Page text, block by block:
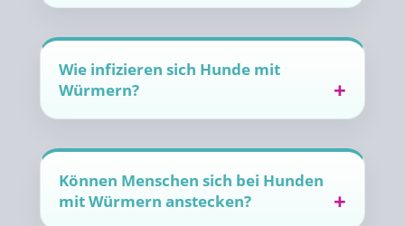
Wie infizieren sich Hunde mit
Würmern?
Können Menschen sich bei Hunden
mit Würmern anstecken?